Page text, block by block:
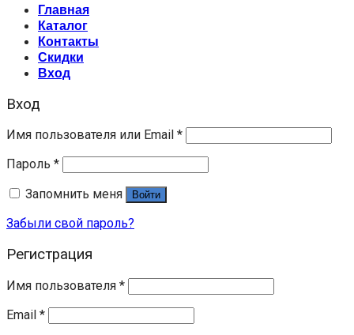
Главная
Каталог
Контакты
Скидки
Вход
Вход
Имя пользователя или Email *
Пароль *
Запомнить меня
Войти
Забыли свой пароль?
Регистрация
Имя пользователя *
Email *